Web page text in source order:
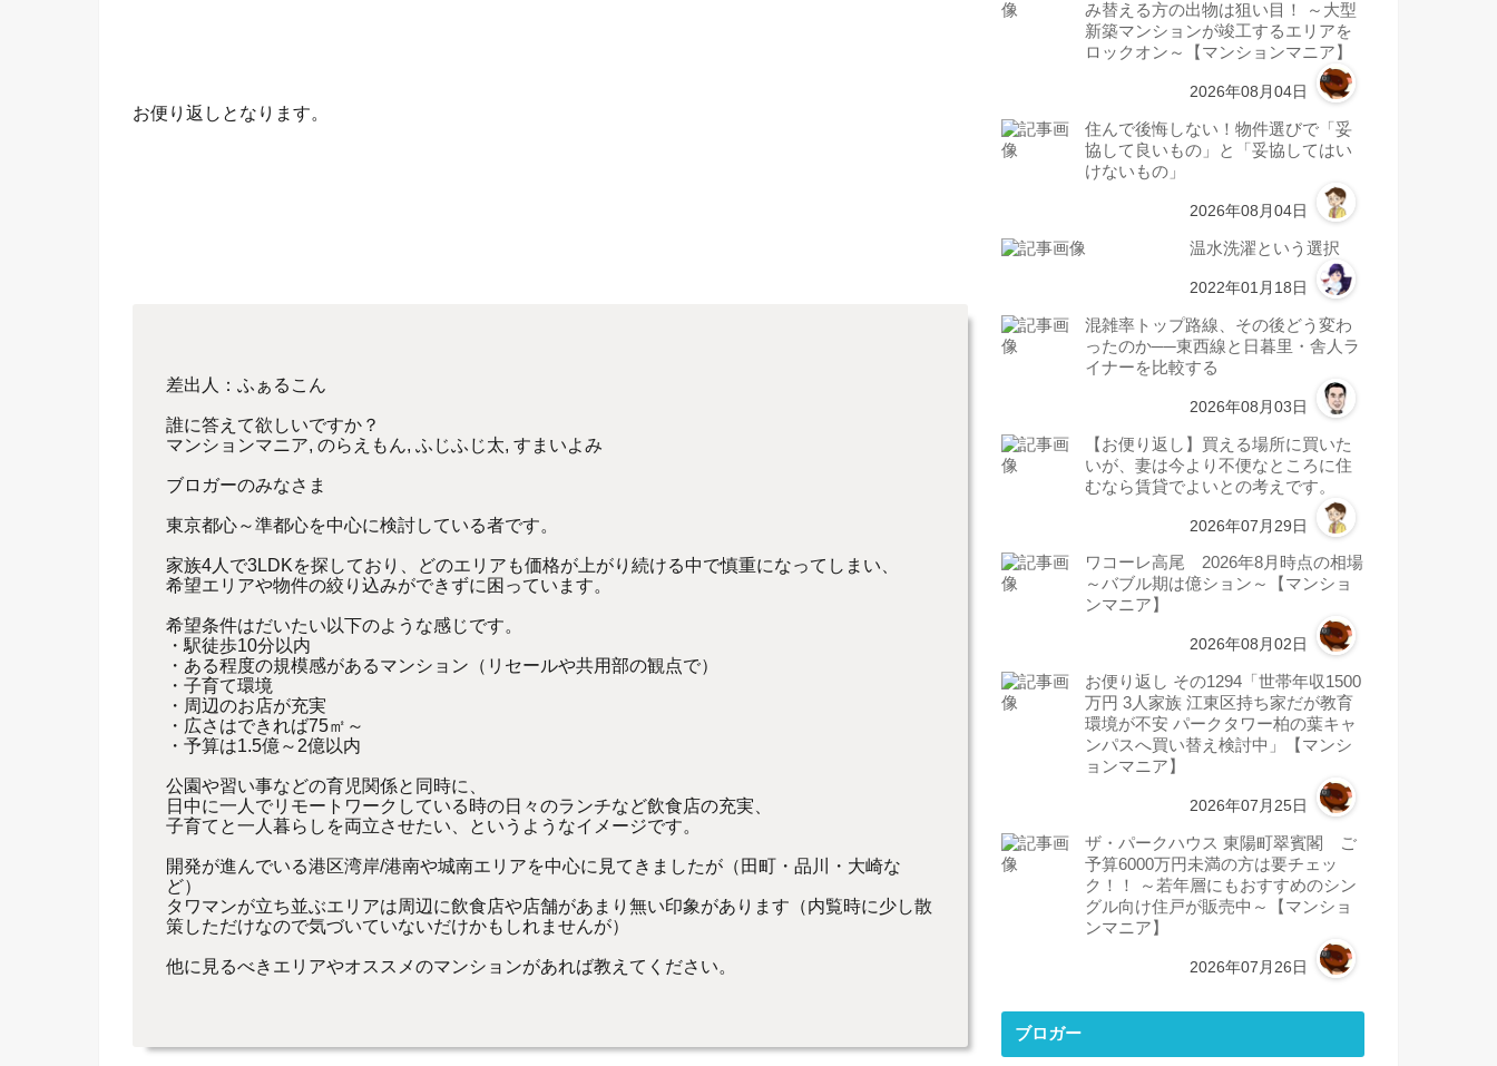
お便り返しとなります。
差出人：ふぁるこん
誰に答えて欲しいですか？
マンションマニア, のらえもん, ふじふじ太, すまいよみ
ブロガーのみなさま
東京都心～準都心を中心に検討している者です。
家族4人で3LDKを探しており、どのエリアも価格が上がり続ける中で慎重になってしまい、
希望エリアや物件の絞り込みができずに困っています。
希望条件はだいたい以下のような感じです。
・駅徒歩10分以内
・ある程度の規模感があるマンション（リセールや共用部の観点で）
・子育て環境
・周辺のお店が充実
・広さはできれば75㎡～
・予算は1.5億～2億以内
公園や習い事などの育児関係と同時に、
日中に一人でリモートワークしている時の日々のランチなど飲食店の充実、
子育てと一人暮らしを両立させたい、というようなイメージです。
開発が進んでいる港区湾岸/港南や城南エリアを中心に見てきましたが（田町・品川・大崎な
ど）
タワマンが立ち並ぶエリアは周辺に飲食店や店舗があまり無い印象があります（内覧時に少し散
策しただけなので気づいていないだけかもしれませんが）
他に見るべきエリアやオススメのマンションがあれば教えてください。
み替える方の出物は狙い目！ ～大型
新築マンションが竣工するエリアを
ロックオン～【マンションマニア】
2026年08月04日
住んで後悔しない！物件選びで「妥
協して良いもの」と「妥協してはい
けないもの」
2026年08月04日
温水洗濯という選択
2022年01月18日
混雑率トップ路線、その後どう変わ
ったのか──東西線と日暮里・舎人ラ
イナーを比較する
2026年08月03日
【お便り返し】買える場所に買いた
いが、妻は今より不便なところに住
むなら賃貸でよいとの考えです。
2026年07月29日
ワコーレ高尾 2026年8月時点の相場
～バブル期は億ション～【マンショ
ンマニア】
2026年08月02日
お便り返し その1294「世帯年収1500
万円 3人家族 江東区持ち家だが教育
環境が不安 パークタワー柏の葉キャ
ンパスへ買い替え検討中」【マンシ
ョンマニア】
2026年07月25日
ザ・パークハウス 東陽町翠賓閣 ご
予算6000万円未満の方は要チェッ
ク！！ ～若年層にもおすすめのシン
グル向け住戸が販売中～【マンショ
ンマニア】
2026年07月26日
ブロガー